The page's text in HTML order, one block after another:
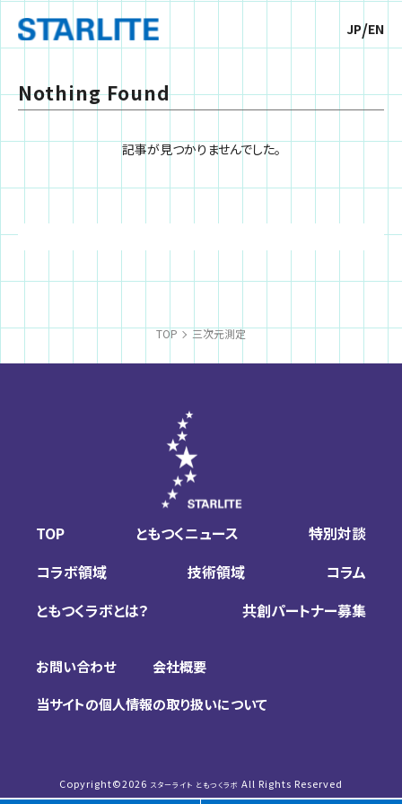
JP/EN
Nothing Found
記事が見つかりませんでした。
TOP 三次元測定
TOP ともつくニュース
特別対談
コラボ領域
技術領域
コラム
ともつくラボとは？
共創パートナー募集
お問い合わせ
会社概要
当サイトの個人情報の取り扱いについて
Copyright©2026 スターライト ともつくラボ All Rights Reserved